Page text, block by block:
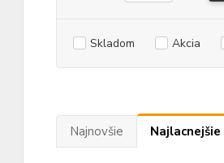
Skladom Akcia
Najnovšie Najlacnejšie